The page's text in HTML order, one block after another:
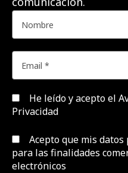
He leído y acepto el
Privacidad
Acepto que mis
para las finalidades
electrónicos